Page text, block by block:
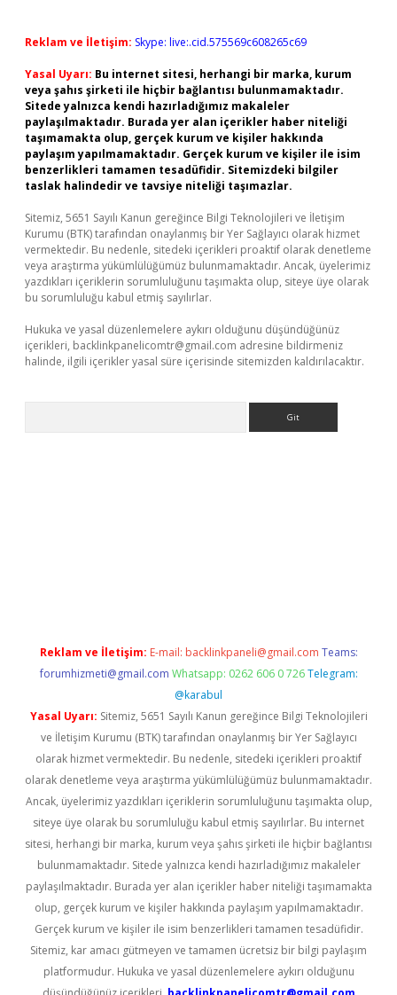
Reklam ve İletişim: Skype: live:.cid.575569c608265c69
Yasal Uyarı: Bu internet sitesi, herhangi bir marka, kurum
veya şahıs şirketi ile hiçbir bağlantısı bulunmamaktadır.
Sitede yalnızca kendi hazırladığımız makaleler
paylaşılmaktadır. Burada yer alan içerikler haber niteliği
taşımamakta olup, gerçek kurum ve kişiler hakkında
paylaşım yapılmamaktadır. Gerçek kurum ve kişiler ile isim
benzerlikleri tamamen tesadüfidir. Sitemizdeki bilgiler
taslak halindedir ve tavsiye niteliği taşımazlar.
Sitemiz, 5651 Sayılı Kanun gereğince Bilgi Teknolojileri ve İletişim
Kurumu (BTK) tarafından onaylanmış bir Yer Sağlayıcı olarak hizmet
vermektedir. Bu nedenle, sitedeki içerikleri proaktif olarak denetleme
veya araştırma yükümlülüğümüz bulunmamaktadır. Ancak, üyelerimiz
yazdıkları içeriklerin sorumluluğunu taşımakta olup, siteye üye olarak
bu sorumluluğu kabul etmiş sayılırlar.
Hukuka ve yasal düzenlemelere aykırı olduğunu düşündüğünüz
içerikleri, backlinkpanelicomtr@gmail.com adresine bildirmeniz
halinde, ilgili içerikler yasal süre içerisinde sitemizden kaldırılacaktır.
Reklam ve İletişim: E-mail: backlinkpaneli@gmail.com Teams:
forumhizmeti@gmail.com Whatsapp: 0262 606 0 726 Telegram:
@karabul
Yasal Uyarı: Sitemiz, 5651 Sayılı Kanun gereğince Bilgi Teknolojileri
ve İletişim Kurumu (BTK) tarafından onaylanmış bir Yer Sağlayıcı
olarak hizmet vermektedir. Bu nedenle, sitedeki içerikleri proaktif
olarak denetleme veya araştırma yükümlülüğümüz bulunmamaktadır.
Ancak, üyelerimiz yazdıkları içeriklerin sorumluluğunu taşımakta olup,
siteye üye olarak bu sorumluluğu kabul etmiş sayılırlar. Bu internet
sitesi, herhangi bir marka, kurum veya şahıs şirketi ile hiçbir bağlantısı
bulunmamaktadır. Sitede yalnızca kendi hazırladığımız makaleler
paylaşılmaktadır. Burada yer alan içerikler haber niteliği taşımamakta
olup, gerçek kurum ve kişiler hakkında paylaşım yapılmamaktadır.
Gerçek kurum ve kişiler ile isim benzerlikleri tamamen tesadüfidir.
Sitemiz, kar amacı gütmeyen ve tamamen ücretsiz bir bilgi paylaşım
platformudur. Hukuka ve yasal düzenlemelere aykırı olduğunu